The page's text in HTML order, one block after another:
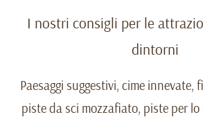
I nostri consigli per le
dintorni
Paesaggi suggestivi, cime innevate,
piste da sci mozzafiato, piste per